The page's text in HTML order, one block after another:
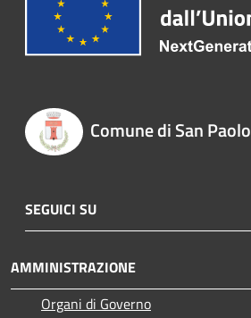
Comune di San Paolo
SEGUICI SU
AMMINISTRAZIONE
Organi di Governo